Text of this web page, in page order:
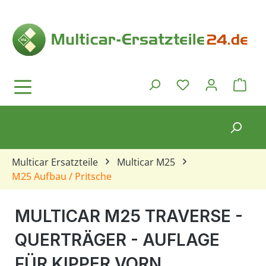
Du hast 0
Multicar Ersatzteile
Multicar M25
M25 Aufbau / Pritsche
MULTICAR M25 TRAVERSE -
QUERTRÄGER - AUFLAGE